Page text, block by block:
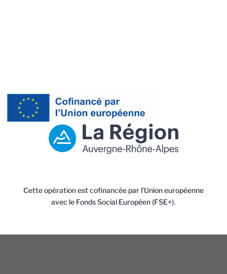
Cette opération est cofinancée par l’Union européenne
avec le Fonds Social Européen (FSE+).